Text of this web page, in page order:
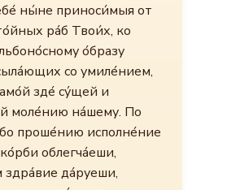
ны́не приноси́мыя от
ра́б Твои́х, ко
о́бразу
со умиле́нием,
зде́ су́щей и
моле́нию на́шему. По
проше́нию исполне́ние
облегча́еши,
да́руеши,